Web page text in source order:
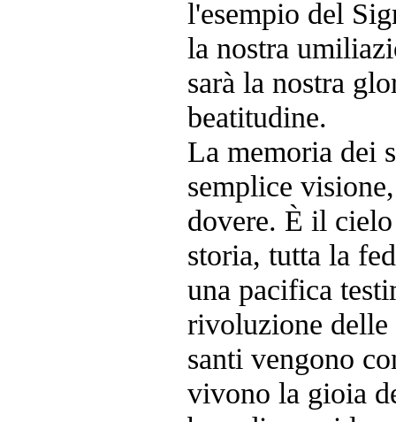
l'esempio del
la nostra
sarà la nostra
beatitudine.
La memoria dei
semplice
dovere. È il
storia, tutta la
una pacifica
rivoluzione delle
santi vengono
vivono la gioia